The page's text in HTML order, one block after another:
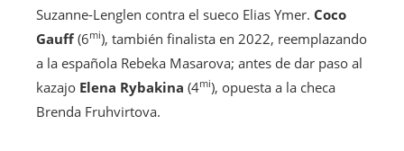
Suzanne-Lenglen contra el sueco Elias Ymer. Coco
Gauff(6mi), también finalista en 2022, reemplazando
a la española Rebeka Masarova; antes de dar paso al
kazajo Elena Rybakina (4mi), opuesta a la checa
Brenda Fruhvirtova.